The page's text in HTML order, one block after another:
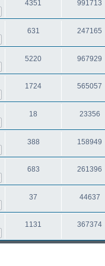
4351 991713
631 247165
5220 967929
1724 565057
18 23356
388 158949
683 261396
37 44637
1131 367374